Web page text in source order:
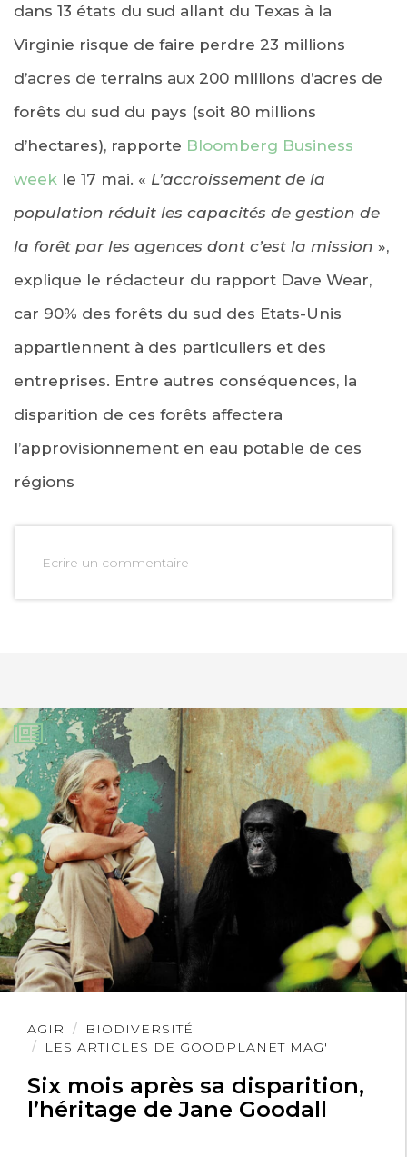
dans 13 états du sud allant du Texas à la
Virginie risque de faire perdre 23 millions
d’acres de terrains aux 200 millions d’acres de
forêts du sud du pays (soit 80 millions
d’hectares), rapporte Bloomberg Business
week le 17 mai. « L’accroissement de la
population réduit les capacités de gestion de
la forêt par les agences dont c’est la mission »,
explique le rédacteur du rapport Dave Wear,
car 90% des forêts du sud des Etats-Unis
appartiennent à des particuliers et des
entreprises. Entre autres conséquences, la
disparition de ces forêts affectera
l’approvisionnement en eau potable de ces
régions
Ecrire un commentaire
AGIR
BIODIVERSITÉ
LES ARTICLES DE GOODPLANET MAG'
Six mois après sa disparition,
l’héritage de Jane Goodall
Lire
l'article